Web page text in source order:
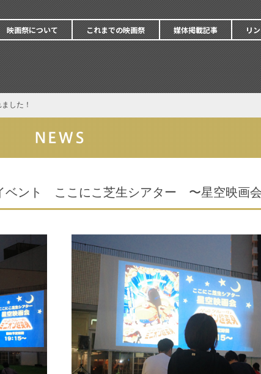
映画祭について これまでの映画祭 媒体掲載記事 リ
した！
ベント ここにこ芝生シアター 〜星空映画会